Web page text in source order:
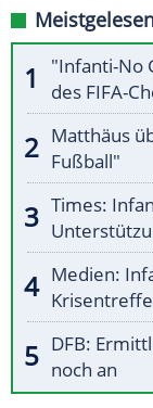
"Infanti-No
des FIFA-
Matthäus
Fußball"
Times:
Medien:
DFB:
noch an